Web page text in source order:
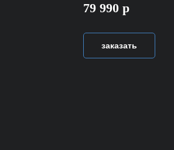
79 990 р
заказать